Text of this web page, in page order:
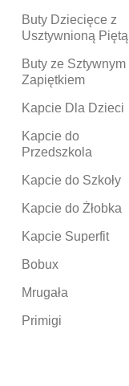
Buty Dziecięce z
Usztywnioną Piętą
Buty ze Sztywnym
Zapiętkiem
Kapcie Dla Dzieci
Kapcie do
Przedszkola
Kapcie do Szkoły
Kapcie do Żłobka
Kapcie Superfit
Bobux
Mrugała
Primigi